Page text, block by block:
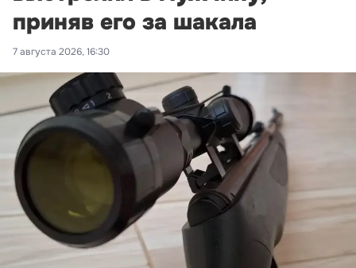
приняв его за шакала
7 августа 2026, 16:30